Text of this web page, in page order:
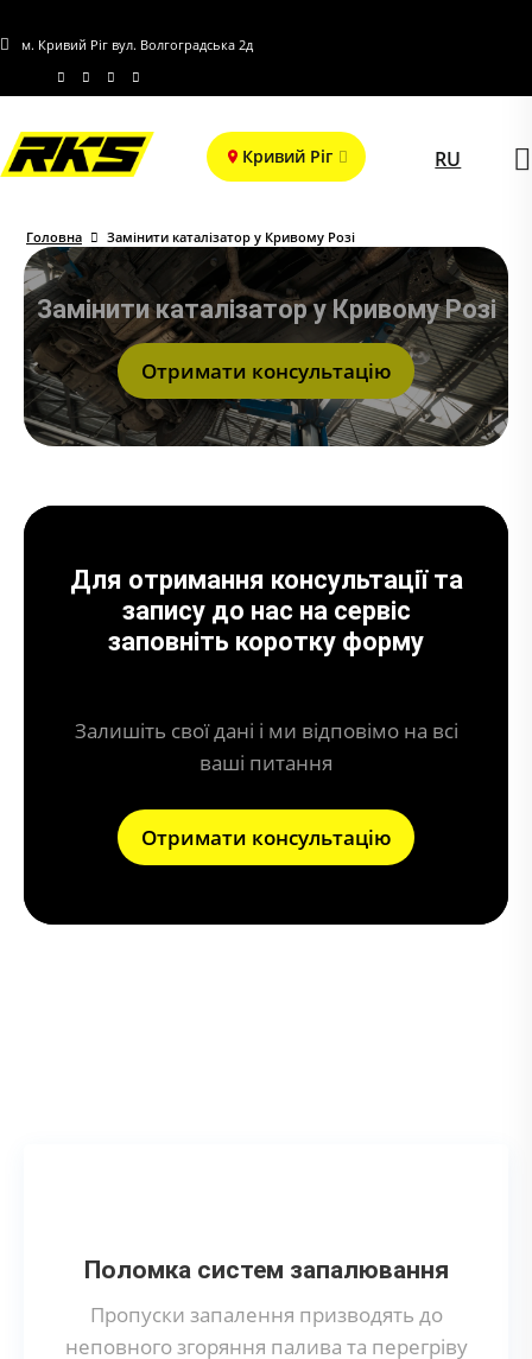
м. Кривий Ріг вул. Волгоградська 2д
Кривий Ріг RU
Головна Замінити каталізатор у Кривому Розі
Замінити каталізатор у Кривому Розі
Отримати консультацію
Для отримання консультації та
запису до нас на сервіс
заповніть коротку форму
Залишіть свої дані і ми відповімо на всі
ваші питання
Отримати консультацію
Поломка систем запалювання
Пропуски запалення призводять до
неповного згоряння палива та перегріву